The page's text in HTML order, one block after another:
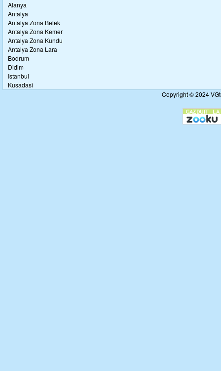
Alanya
Antalya
Antalya Zona Belek
Antalya Zona Kemer
Antalya Zona Kundu
Antalya Zona Lara
Bodrum
Didim
Istanbul
Kusadasi
Copyright © 2024